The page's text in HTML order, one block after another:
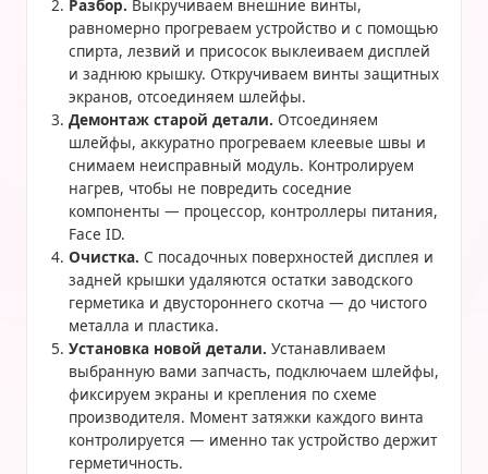
Разбор. Выкручиваем внешние винты,
равномерно прогреваем устройство и с помощью
спирта, лезвий и присосок выклеиваем дисплей
и заднюю крышку. Откручиваем винты защитных
экранов, отсоединяем шлейфы.
Демонтаж старой детали. Отсоединяем
шлейфы, аккуратно прогреваем клеевые швы и
снимаем неисправный модуль. Контролируем
нагрев, чтобы не повредить соседние
компоненты — процессор, контроллеры питания,
Face ID.
Очистка. С посадочных поверхностей дисплея и
задней крышки удаляются остатки заводского
герметика и двустороннего скотча — до чистого
металла и пластика.
Установка новой детали. Устанавливаем
выбранную вами запчасть, подключаем шлейфы,
фиксируем экраны и крепления по схеме
производителя. Момент затяжки каждого винта
контролируется — именно так устройство держит
герметичность.